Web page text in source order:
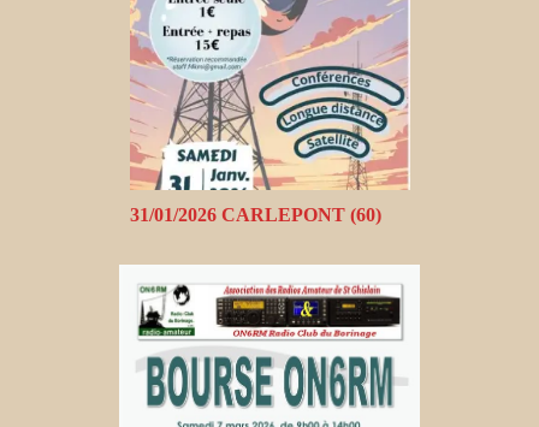
31/01/2026 CARLEPONT (60)